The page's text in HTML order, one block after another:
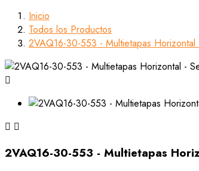
Inicio
Todos los Productos
2VAQ16-30-553 - Multietapas

 
2VAQ16-30-553 - Multietapas